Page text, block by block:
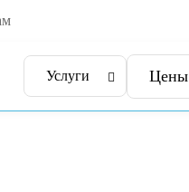
Услуги Цены